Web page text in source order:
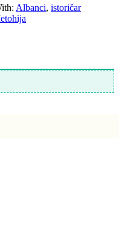
Albanci, istoričar